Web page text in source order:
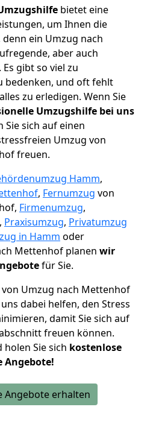
bietet eine
um Ihnen die
ein Umzug nach
aber auch
gibt so viel zu
bedenken, und oft fehlt
zu erledigen. Wenn Sie
Umzugshilfe bei uns
Sie sich auf einen
Umzug von
freuen.
Hamm,
, Fernumzug von
Firmenumzug,
, Praxisumzug, Privatumzug
in Hamm oder
Mettenhof planen wir
für Sie.
Umzug nach Mettenhof
dabei helfen, den Stress
damit Sie sich auf
freuen können.
Sie sich kostenlose
Angebote!
Angebote erhalten